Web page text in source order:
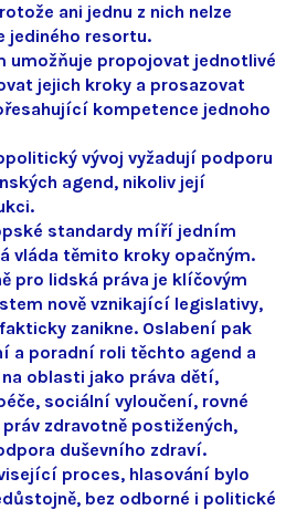
ani jednu z nich nelze
jediného resortu.
umožňuje propojovat jednotlivé
jejich kroky a prosazovat
kompetence jednoho
vývoj vyžadují podporu
agend, nikoliv její
standardy míří jedním
vláda těmito kroky opačným.
pro lidská práva je klíčovým
nově vznikající legislativy,
zanikne. Oslabení pak
a poradní roli těchto agend a
oblasti jako práva dětí,
sociální vyloučení, rovné
zdravotně postižených,
duševního zdraví.
proces, hlasování bylo
bez odborné i politické